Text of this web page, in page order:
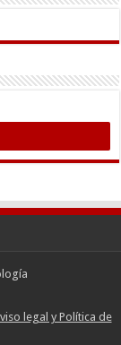
legal y Política de